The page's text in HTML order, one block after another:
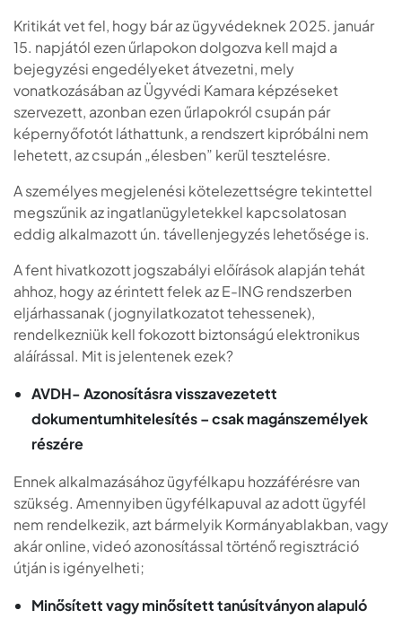
Kritikát vet fel, hogy bár az ügyvédeknek 2025. január
15. napjától ezen űrlapokon dolgozva kell majd a
bejegyzési engedélyeket átvezetni, mely
vonatkozásában az Ügyvédi Kamara képzéseket
szervezett, azonban ezen űrlapokról csupán pár
képernyőfotót láthattunk, a rendszert kipróbálni nem
lehetett, az csupán „élesben” kerül tesztelésre.
A személyes megjelenési kötelezettségre tekintettel
megszűnik az ingatlanügyletekkel kapcsolatosan
eddig alkalmazott ún. távellenjegyzés lehetősége is.
A fent hivatkozott jogszabályi előírások alapján tehát
ahhoz, hogy az érintett felek az E-ING rendszerben
eljárhassanak (jognyilatkozatot tehessenek),
rendelkezniük kell fokozott biztonságú elektronikus
aláírással. Mit is jelentenek ezek?
AVDH- Azonosításra visszavezetett
dokumentumhitelesítés – csak magánszemélyek
részére
Ennek alkalmazásához ügyfélkapu hozzáférésre van
szükség. Amennyiben ügyfélkapuval az adott ügyfél
nem rendelkezik, azt bármelyik Kormányablakban, vagy
akár online, videó azonosítással történő regisztráció
útján is igényelheti;
Minősített vagy minősített tanúsítványon alapuló